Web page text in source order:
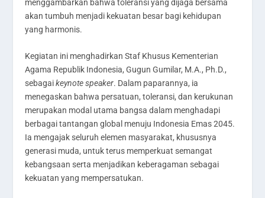
menggambarkan bahwa toleransi yang dijaga bersama
akan tumbuh menjadi kekuatan besar bagi kehidupan
yang harmonis.
Kegiatan ini menghadirkan Staf Khusus Kementerian
Agama Republik Indonesia, Gugun Gumilar, M.A., Ph.D.,
sebagaikeynote speaker. Dalam paparannya, ia
menegaskan bahwa persatuan, toleransi, dan kerukunan
merupakan modal utama bangsa dalam menghadapi
berbagai tantangan global menuju Indonesia Emas 2045.
Ia mengajak seluruh elemen masyarakat, khususnya
generasi muda, untuk terus memperkuat semangat
kebangsaan serta menjadikan keberagaman sebagai
kekuatan yang mempersatukan.